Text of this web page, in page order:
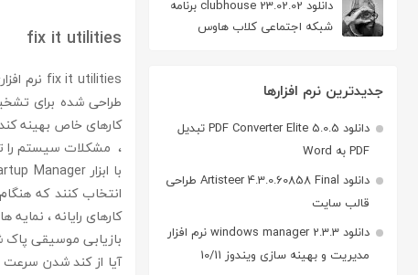
دانلود clubhouse 23.02.02 برنامه
شبکه اجتماعی کلاب هاوس
جدیدترین نرم افزارها
دانلود PDF Converter Elite 5.0.5 تبدیل
PDF به Word
دانلود Artisteer 4.3.0.60858 Final طراحی
قالب سایت
دانلود windows manager 2.3.3 نرم افزار
مدیریت و بهینه سازی ویندوز 10/11
fix it utilities
طراحی شده برای
کارهای خاص بهینه
، مشکلات سیستم را
انتخاب کنند که
بازیابی موسیقی پاک
آیا از کند شدن سرعت